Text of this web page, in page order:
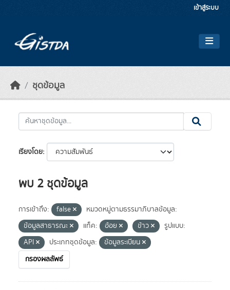
เข้าสู่ระบบ
ชุดข้อมูล
เรียงโดย
พบ 2 ชุดข้อมูล
การเข้าถึง: false
หมวดหมู่ตามธรรมาภิบาลข้อมูล:
ข้อมูลสาธารณะ
แท็ค: อ้อย ข้าว
รูปแบบ:
API
ประเภทชุดข้อมูล:
ข้อมูลระเบียน
กรองผลลัพธ์